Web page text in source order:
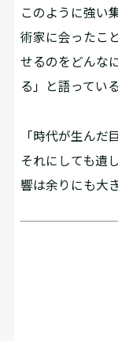
このように強い
術家に会ったこ
せるのをどんな
る」と語っている
「時代が生んだ
それにしても遺
響は余りにも大